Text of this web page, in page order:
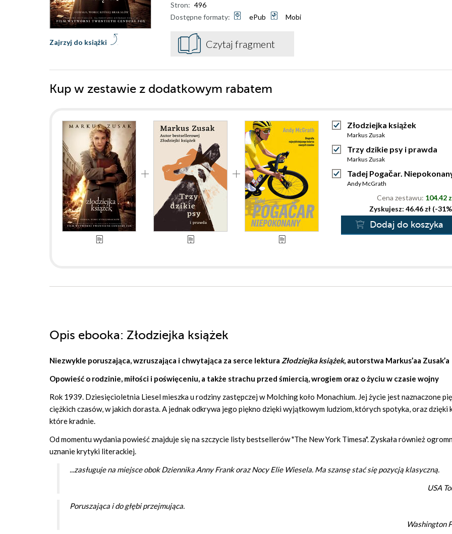
Zajrzyj do książki
Stron: 496
Dostępne formaty:
ePub Mobi
Czytaj fragment
Kup w zestawie z dodatkowym rabatem
Złodziejka książek
Markus Zusak
Trzy dzikie psy i prawda
Markus Zusak
Tadej Pogačar.
Andy McGrath
Cena zestawu: 104.42
Zyskujesz: 46.46 zł (-
Dodaj do koszyka
Opis ebooka: Złodziejka książek
Niezwykle poruszająca, wzruszająca i chwytająca za serce lektura Złodziejka książek, autorstwa Markus’aa Zusak’a
Opowieść o rodzinie, miłości i poświęceniu, a także strachu przed śmiercią, wrogiem oraz o życiu w czasie wojny
Rok 1939. Dziesięcioletnia Liesel mieszka u rodziny zastępczej w Molching koło Monachium. Jej życie jest naznaczone
ciężkich czasów, w jakich dorasta. A jednak odkrywa jego piękno dzięki wyjątkowym ludziom, których spotyka, oraz dzięki
które kradnie.
Od momentu wydania powieść znajduje się na szczycie listy bestsellerów "The New York Timesa". Zyskała również
uznanie krytyki literackiej.
...zasługuje na miejsce obok Dziennika Anny Frank oraz Nocy Elie Wiesela. Ma szansę stać się pozycją klasyczną.
USA
Poruszająca i do głębi przejmująca.
Washington